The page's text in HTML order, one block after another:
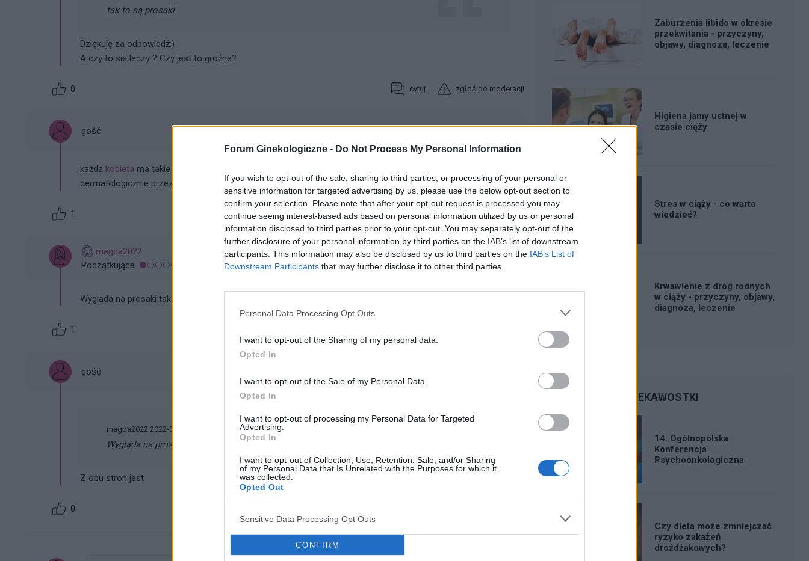
Forum Ginekologiczne - Do Not Process My Personal Information
If you wish to opt-out of the sale, sharing to third parties, or processing of your personal or
sensitive information for targeted advertising by us, please use the below opt-out section to
confirm your selection. Please note that after your opt-out request is processed you may
continue seeing interest-based ads based on personal information utilized by us or personal
information disclosed to third parties prior to your opt-out. You may separately opt-out of the
further disclosure of your personal information by third parties on the IAB’s list of downstream
participants. This information may also be disclosed by us to third parties on the IAB’s List of
Downstream Participants that may further disclose it to other third parties.
Personal Data Processing Opt Outs
I want to opt-out of the Sharing of my personal data.
Opted In
I want to opt-out of the Sale of my Personal Data.
Opted In
I want to opt-out of processing my Personal Data for Targeted
Advertising.
Opted In
I want to opt-out of Collection, Use, Retention, Sale, and/or Sharing
of my Personal Data that Is Unrelated with the Purposes for which it
was collected.
Opted Out
Sensitive Data Processing Opt Outs
CONFIRM
tak to są prosaki
Dziękuję za odpowiedź:)
A czy to się leczy ? Czy jest to groźne?
0 cytuj zgłoś do moderacji
gość
każda kobieta ma takie zmiany jedna większe inna mniejsze, to są to zatkane gruczoły łojowe można je usunąć
dermatologicznie przez elektrokoagulację.
1 cytuj zgłoś do moderacji
magda2022
Początkująca
11-02-2022, 16:57:18
Wygląda na prosaki tak jak napisano wcześniej. Czy masz to z obu stron czy tylko z jednej strony?
1
gość
magda2022 2022-02-11 17:57:18
Wygląda na prosaki tak jak napisano wcześniej. Czy masz to z obu stron czy tylko z jednej strony?
Z obu stron jest
0
Zaburzenia libido w okresie
przekwitania - przyczyny,
objawy, diagnoza, leczenie
Higiena jamy ustnej w
czasie ciąży
Stres w ciąży - co warto
wiedzieć?
Krwawienie z dróg rodnych
w ciąży - przyczyny, objawy,
diagnoza, leczenie
CIEKAWOSTKI
14. Ogólnopolska
Konferencja
Psychoonkologiczna
Czy dieta może zmniejszać
ryzyko zakażeń
drożdżakowych?